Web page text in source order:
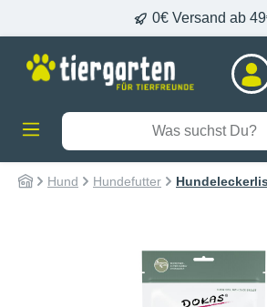
0€ Versand ab
Hund Hundefutter
Bildergalerie überspringen